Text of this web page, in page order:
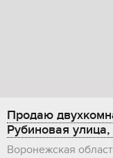
Продаю
Рубиновая улица,
Воронежская